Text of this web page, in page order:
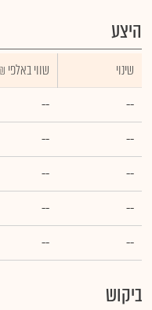
היצע
שינוי ₪ שווי באלפי
--
--
--
--
--
--
--
--
--
--
ביקוש